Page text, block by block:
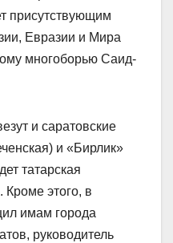
присутствующим
Евразии и Мира
многоборью Саид-
и саратовские
и «Бирлик»
татарская
Кроме этого, в
имам города
руководитель